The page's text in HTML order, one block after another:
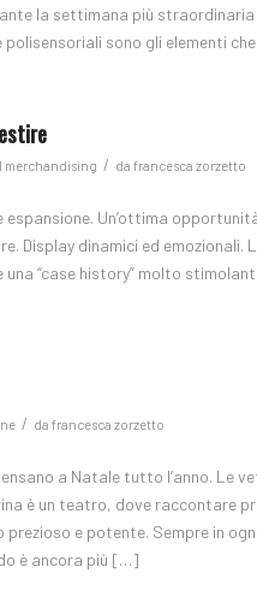
la settimana più straordinaria
polisensoriali sono gli elementi
merchandising / da francesca zorzetto
espansione. Un’ottima
Display dinamici ed emozionali.
“case history” molto
/ da francesca zorzetto
a Natale tutto l’anno. Le
è un teatro, dove raccontare
prezioso e potente. Sempre in
è ancora più […]